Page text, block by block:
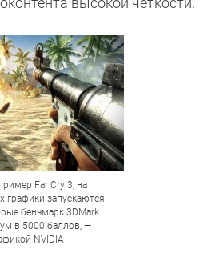
Far Cry 3, на
графики запускаются
бенчмарк 3DMark
в 5000 баллов, —
NVIDIA